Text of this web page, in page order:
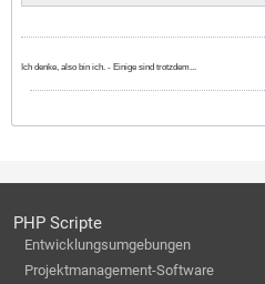
Ich denke, also bin ich. - Einige sind trotzdem...
PHP Scripte
Entwicklungsumgebungen
Projektmanagement-Software